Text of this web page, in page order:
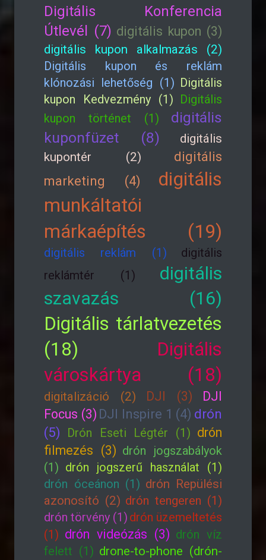
Digitális Konferencia
Útlevél (7) digitális kupon (3)
digitális kupon alkalmazás (2)
Digitális kupon és reklám
klónozási lehetőség (1) Digitális
kupon Kedvezmény (1) Digitális
kupon történet (1)
digitális
kuponfüzet (8)
digitális
kupontér (2)
digitális
marketing (4)
digitális
munkáltatói
márkaépítés (19)
digitális reklám (1)
digitális
reklámtér (1)
digitális
szavazás (16)
Digitális tárlatvezetés
(18)
Digitális
városkártya (18)
digitalizáció (2) DJI (3)
DJI
Focus (3) DJI Inspire 1 (4) drón
(5)
Drón Eseti Légtér (1) drón
filmezés (3) drón jogszabályok
(1) drón jogszerű használat (1)
drón óceánon (1) drón Repülési
azonosító (2) drón tengeren (1)
drón törvény (1) drón üzemeltetés
(1) drón videózás (3) drón víz
felett (1) drone-to-phone (drón-